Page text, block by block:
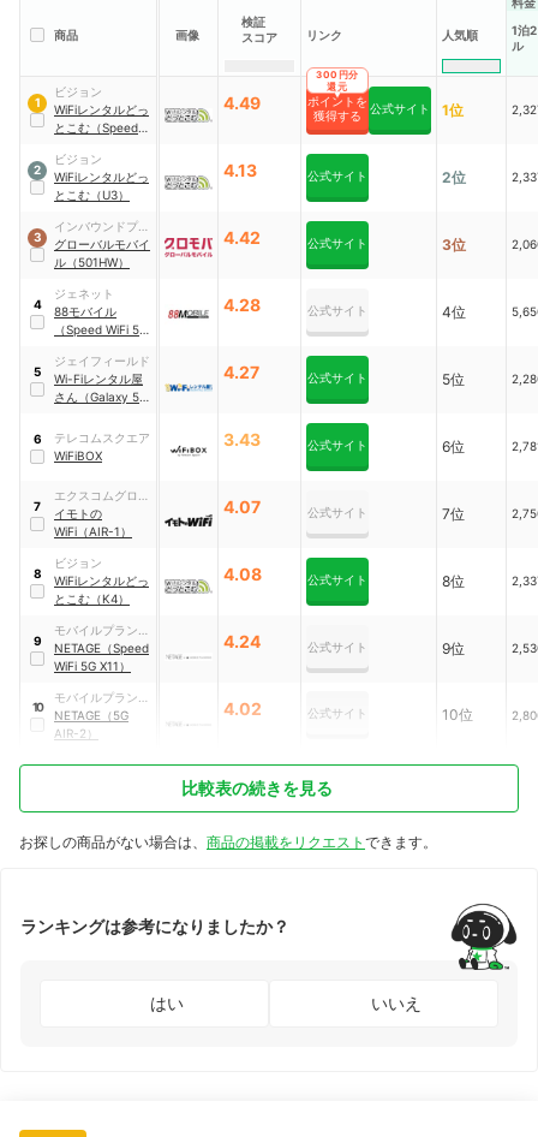
商品 画像
検証
スコア
リンク 人気順
1泊
ル
1
ビジョン
WiFiレンタルどっ
とこむ（Speed
4.49
ポイントを
獲得する
300円分
還元
公式サイト 1位
2
ビジョン
WiFiレンタルどっ
とこむ（U3）
4.13 公式サイト 2位
3
インバウンドプラ
ットフォーム
グローバルモバイ
ル（501HW）
4.42 公式サイト 3位
4
ジェネット
88モバイル
（Speed WiFi 5G
4.28 公式サイト 4位
5
ジェイフィールド
Wi-Fiレンタル屋
さん（Galaxy 5G
4.27 公式サイト 5位
6
テレコムスクエア
WiFiBOX
3.43 公式サイト 6位
7
エクスコムグロー
バル
イモトの
WiFi（AIR-1）
4.07 公式サイト 7位
8
ビジョン
WiFiレンタルどっ
とこむ（K4）
4.08 公式サイト 8位
9
モバイルプランニ
ング
NETAGE（Speed
WiFi 5G X11）
4.24 公式サイト 9位
10
モバイルプランニ
ング
NETAGE（5G
AIR-2）
4.02 公式サイト 10位
比較表の続きを見る
お探しの商品がない場合は、 商品の掲載をリクエスト できます。
ランキングは参考になりましたか？
はい いいえ